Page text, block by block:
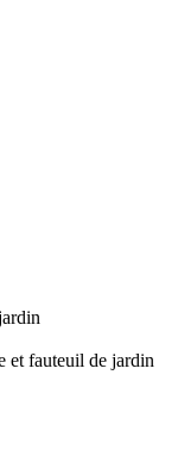
et fauteuil de jardin